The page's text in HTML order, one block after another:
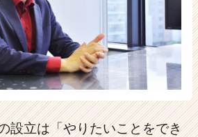
設立は「やりたいことをでき